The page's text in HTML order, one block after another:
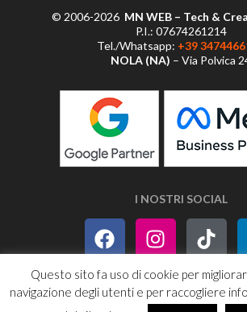
© 2006-2026 MN WEB – Tech &
P.I.: 07674261214
Tel./Whatsapp: +39
NOLA (NA) – Via Polvica
I NOSTRI SOCIAL
PRIVACY POLICY SITEMAP
Questo sito fa uso di cookie per
navigazione degli utenti e per raccogliere